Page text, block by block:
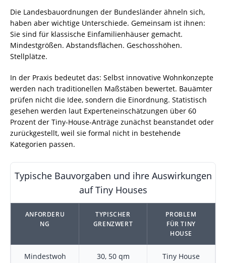
Die Landesbauordnungen der Bundesländer ähneln sich,
haben aber wichtige Unterschiede. Gemeinsam ist ihnen:
Sie sind für klassische Einfamilienhäuser gemacht.
Mindestgrößen. Abstandsflächen. Geschosshöhen.
Stellplätze.
In der Praxis bedeutet das: Selbst innovative Wohnkonzepte
werden nach traditionellen Maßstäben bewertet. Bauämter
prüfen nicht die Idee, sondern die Einordnung. Statistisch
gesehen werden laut Experteneinschätzungen über 60
Prozent der Tiny-House-Anträge zunächst beanstandet oder
zurückgestellt, weil sie formal nicht in bestehende
Kategorien passen.
Typische Bauvorgaben und ihre Auswirkungen
auf Tiny Houses
ANFORDERU
NG
TYPISCHER
GRENZWERT
PROBLEM
FÜR TINY
HOUSE
Mindestwoh
30, 50 qm
Tiny House